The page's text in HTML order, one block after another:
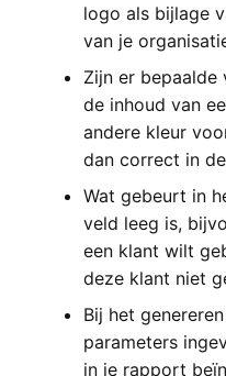
logo als bijlage
van je
Zijn er bepaalde
de inhoud van
andere kleur
dan correct in
Wat gebeurt in
veld leeg is,
een klant wilt
deze klant niet
Bij het
parameters
in je rapport